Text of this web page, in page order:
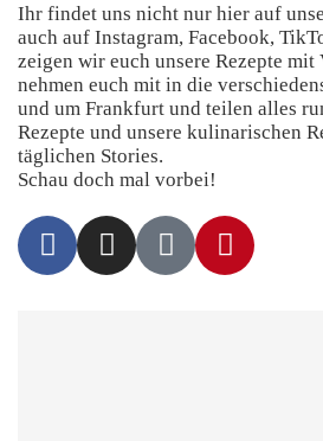
Ihr findet uns nicht nur hier auf
auch auf Instagram, Facebook,
zeigen wir euch unsere Rezepte
nehmen euch mit in die
und um Frankfurt und teilen alles
Rezepte und unsere kulinarischen
täglichen Stories.
Schau doch mal vorbei!